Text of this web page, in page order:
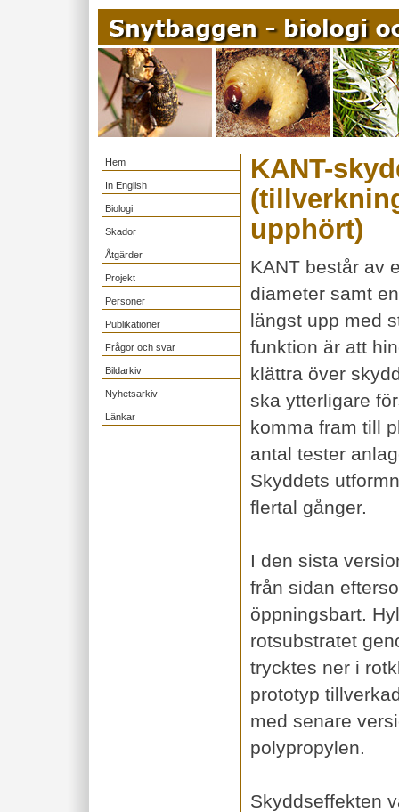
Hem
In English
Biologi
Skador
Åtgärder
Projekt
Personer
Publikationer
Frågor och svar
Bildarkiv
Nyhetsarkiv
Länkar
KANT-
upphört)
KANT består av
diameter samt
längst upp med
funktion är att
klättra över
ska ytterligare
komma fram till
antal tester
Skyddets
flertal gånger.
I den sista
från sidan
öppningsbart.
rotsubstratet
trycktes ner i
prototyp
med senare
polypropylen.
Skyddseffekten